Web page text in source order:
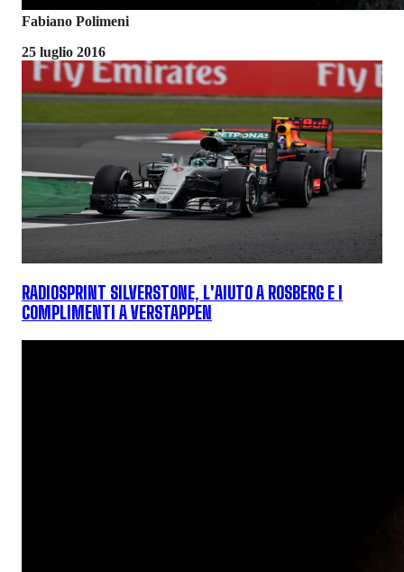
Fabiano Polimeni
25 luglio 2016
RADIOSPRINT SILVERSTONE, L'AIUTO A ROSBERG E I
COMPLIMENTI A VERSTAPPEN